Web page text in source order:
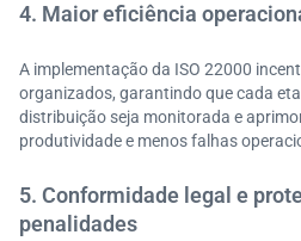
4. Maior eficiência
A implementação da ISO 22000
organizados, garantindo que cada
distribuição seja monitorada e
produtividade e menos falhas
5. Conformidade legal e
penalidades